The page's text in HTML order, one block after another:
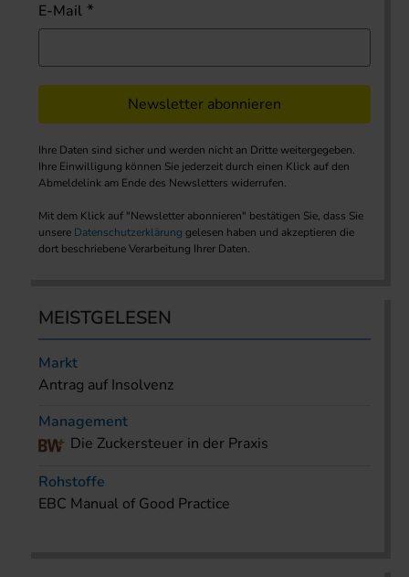
E-Mail
Newsletter abonnieren
Ihre Daten sind sicher und werden nicht an Dritte weitergegeben.
Ihre Einwilligung können Sie jederzeit durch einen Klick auf den
Abmeldelink am Ende des Newsletters widerrufen.
Mit dem Klick auf "Newsletter abonnieren" bestätigen Sie, dass Sie
unsere Datenschutzerklärung gelesen haben und akzeptieren die
dort beschriebene Verarbeitung Ihrer Daten.
MEISTGELESEN
Markt
Antrag auf Insolvenz
Management
Die Zuckersteuer in der Praxis
Rohstoffe
EBC Manual of Good Practice